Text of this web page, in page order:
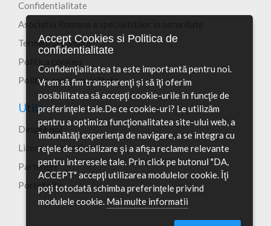
Confidentialitate
Asociatia Romana a specialistilor in securitate
Termeni si conditii
Politica cookies
Politica confidentialitate
Utile
Despre noi
Licente si autorizari
Parteneri
Portofoliu
Accept Cookies si Politica de
confidentialitate
Confidenţialitatea ta este importantă pentru noi.
Vrem să fim transparenţi și să îţi oferim
posibilitatea să accepţi cookie-urile în funcţie de
preferinţele tale.De ce cookie-uri? Le utilizăm
pentru a optimiza funcţionalitatea site-ului web, a
îmbunătăţi experienţa de navigare, a se integra cu
reţele de socializare şi a afişa reclame relevante
pentru interesele tale. Prin click pe butonul "DA,
ACCEPT" accepţi utilizarea modulelor cookie. Îţi
poţi totodată schimba preferinţele privind
modulele cookie. Mai multe informatii